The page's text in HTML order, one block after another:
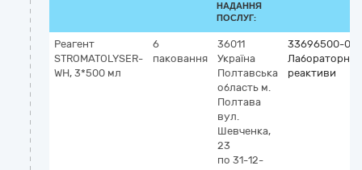
НАДАННЯ
ПОСЛУГ:
Реагент
STROMATOLYSER-
WH, 3*500 мл
6
паковання
36011
Україна
Полтавська
область м.
Полтава
вул.
Шевченка,
23
по 31-12-
33696500-0
Лабораторні
реактиви